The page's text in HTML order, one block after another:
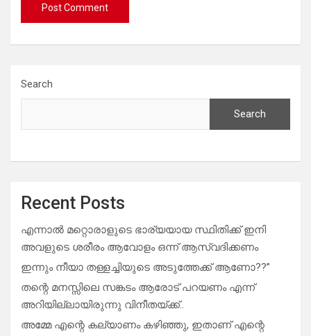
Search
Search
Recent Posts
എന്നാൽ മറ്റൊരാളുടെ ഭാര്യയായ സ്ഥിതിക്ക് ഇനി
അവളുടെ ശരീരം ആവോളം ഒന്ന് ആസ്വദിക്കണം
ഇന്നും നീയാ തള്ളച്ചിയുടെ അടുത്തേക്ക് ആണോ??”
തന്റെ മനസ്സിലെ സങ്കടം ആരോട് പറയണം എന്ന്
അറിയില്ലായിരുന്നു വിനീതയ്ക്ക്..
അമ്മേ എന്റെ കല്യാണം കഴിഞ്ഞു, ഇതാണ് എന്റെ